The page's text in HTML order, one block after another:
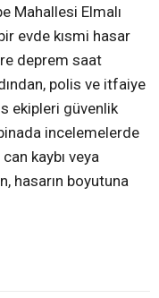
Mahallesi Elmalı
evde kısmi hasar
deprem saat
polis ve itfaiye
ekipleri güvenlik
incelemelerde
kaybı veya
hasarın boyutuna